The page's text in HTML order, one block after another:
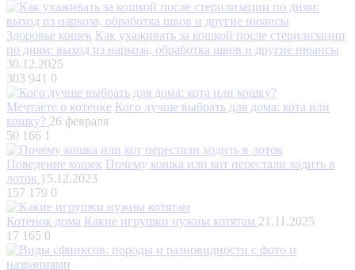
Здоровье кошек Как ухаживать за кошкой после стерилизации
по дням: выход из наркоза, обработка швов и другие нюансы
30.12.2025
303 941 0
Мечтаете о котенке Кого лучше выбрать для дома: кота или
кошку? 26 февраля
50 166 1
Поведение кошек Почему кошка или кот перестали ходить в
лоток 15.12.2023
157 179 0
Котенок дома Какие игрушки нужны котятам 21.11.2025
17 165 0